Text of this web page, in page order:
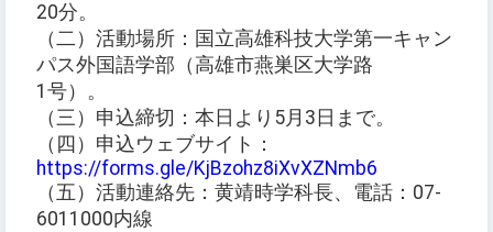
20分。
（二）活動場所：国立高雄科技大学第一キャン
パス外国語学部（高雄市燕巣区大学路
1号）。
（三）申込締切：本日より5月3日まで。
（四）申込ウェブサイト：
https://forms.gle/KjBzohz8iXvXZNmb6
（五）活動連絡先：黄靖時学科長、電話：07-
6011000内線